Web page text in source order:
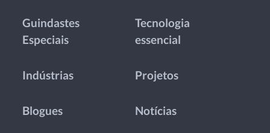
Guindastes
Especiais
Tecnologia
essencial
Indústrias Projetos
Blogues Notícias